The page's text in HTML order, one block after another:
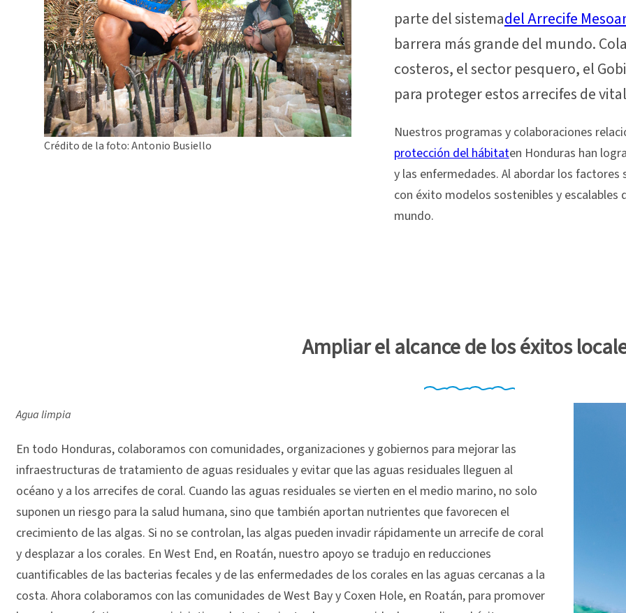
Crédito de la foto: Antonio Busiello
parte del sistemadel Arrecife
barrera más grande del mundo.
costeros, el sector pesquero, el
para proteger estos arrecifes de
Nuestros programas y colaboraciones
protección del hábitaten Honduras han
y las enfermedades. Al abordar los
con éxito modelos sostenibles y
mundo.
Ampliar el alcance de los éxitos
Agua limpia
En todo Honduras, colaboramos con comunidades, organizaciones y gobiernos para mejorar las
infraestructuras de tratamiento de aguas residuales y evitar que las aguas residuales lleguen al
océano y a los arrecifes de coral. Cuando las aguas residuales se vierten en el medio marino, no solo
suponen un riesgo para la salud humana, sino que también aportan nutrientes que favorecen el
crecimiento de las algas. Si no se controlan, las algas pueden invadir rápidamente un arrecife de coral
y desplazar a los corales. En West End, en Roatán, nuestro apoyo se tradujo en reducciones
cuantificables de las bacterias fecales y de las enfermedades de los corales en las aguas cercanas a la
costa. Ahora colaboramos con las comunidades de West Bay y Coxen Hole, en Roatán, para promover